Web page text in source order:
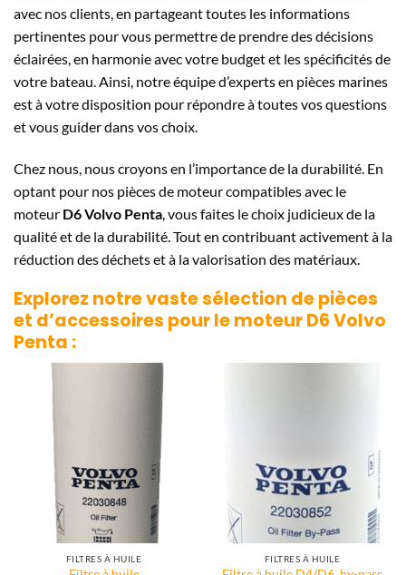
avec nos clients, en partageant toutes les informations
pertinentes pour vous permettre de prendre des décisions
éclairées, en harmonie avec votre budget et les spécificités de
votre bateau. Ainsi, notre équipe d’experts en pièces marines
est à votre disposition pour répondre à toutes vos questions
et vous guider dans vos choix.
Chez nous, nous croyons en l’importance de la durabilité. En
optant pour nos pièces de moteur compatibles avec le
moteur D6 Volvo Penta , vous faites le choix judicieux de la
qualité et de la durabilité. Tout en contribuant activement à la
réduction des déchets et à la valorisation des matériaux.
Explorez notre vaste sélection de pièces
et d’accessoires pour le moteurD6 Volvo
Penta :
FILTRES À HUILE FILTRES À HUILE